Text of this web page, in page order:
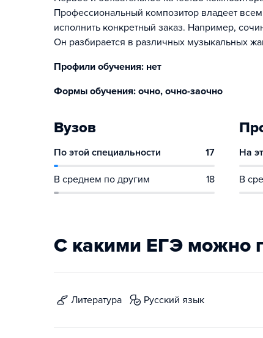
Профессиональный композитор владеет
исполнить конкретный заказ. Например,
Он разбирается в различных музыкальных
Профили обучения: нет
Формы обучения: очно, очно-заочно
Вузов
По этой специальности 17
В среднем по другим 18
На
В
С какими ЕГЭ можно
литература русский язык